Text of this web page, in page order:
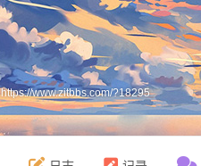
https://www.zitbbs.com/?18295